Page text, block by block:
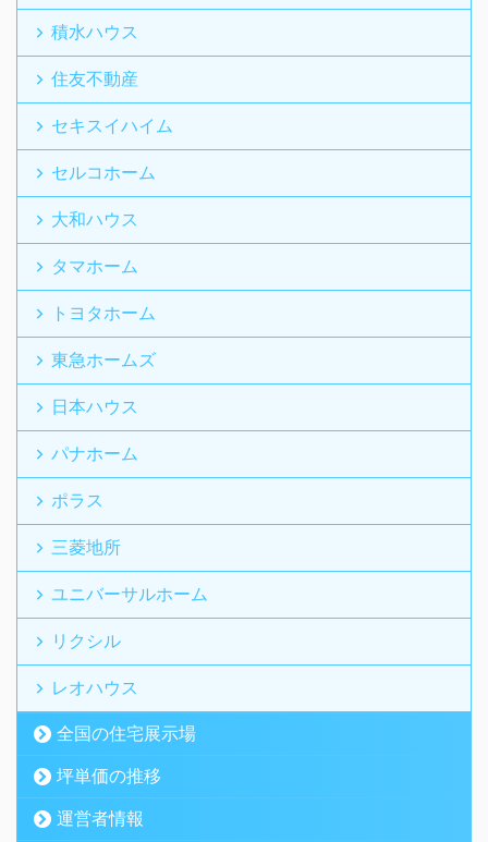
積水ハウス
住友不動産
セキスイハイム
セルコホーム
大和ハウス
タマホーム
トヨタホーム
東急ホームズ
日本ハウス
パナホーム
ポラス
三菱地所
ユニバーサルホーム
リクシル
レオハウス
全国の住宅展示場
坪単価の推移
運営者情報